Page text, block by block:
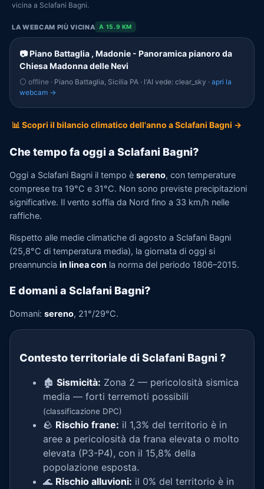
vicina a Sclafani Bagni.
LA WEBCAM PIÙ VICINA A 15.9 KM
📷 Piano Battaglia , Madonie - Panoramica pianoro da
Chiesa Madonna delle Nevi
⚪ offline · Piano Battaglia, Sicilia PA · l'AI vede: clear_sky · apri la
webcam →
📊 Scopri il bilancio climatico dell'anno a Sclafani Bagni →
Che tempo fa oggi a Sclafani Bagni?
Oggi a Sclafani Bagni il tempo è sereno, con temperature
comprese tra 19°C e 31°C. Non sono previste precipitazioni
significative. Il vento soffia da Nord fino a 33 km/h nelle
raffiche.
Rispetto alle medie climatiche di agosto a Sclafani Bagni
(25,8°C di temperatura media), la giornata di oggi si
preannuncia in linea con la norma del periodo 1806–2015.
E domani a Sclafani Bagni?
Domani: sereno, 21°/29°C.
Contesto territoriale di Sclafani Bagni ?
🏚️ Sismicità: Zona 2 — pericolosità sismica
media — forti terremoti possibili
(classificazione DPC)
🪨 Rischio frane: il 1,3% del territorio è in
aree a pericolosità da frana elevata o molto
elevata (P3-P4), con il 15,8% della
popolazione esposta.
🌊 Rischio alluvioni: il 0% del territorio è in